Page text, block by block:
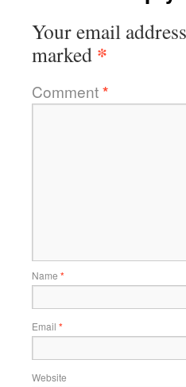
Your email
marked *
Comment*
Name *
Email *
Website